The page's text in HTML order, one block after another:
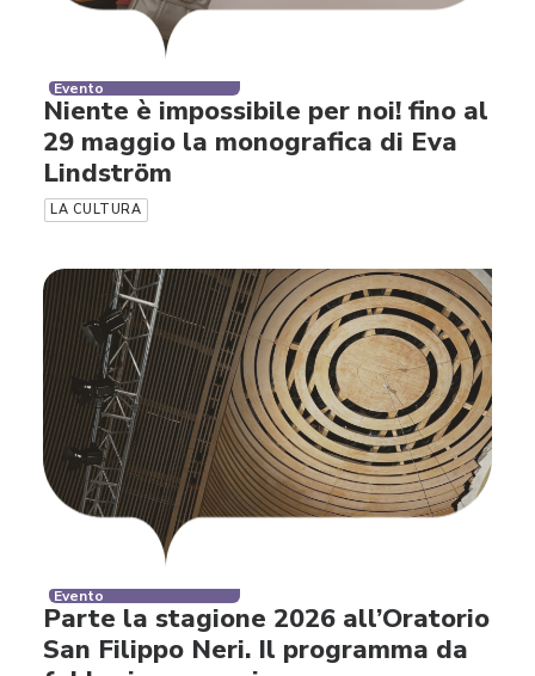
Evento
Niente è impossibile per noi! fino al
29 maggio la monografica di Eva
Lindström
LA CULTURA
Evento
Parte la stagione 2026 all’Oratorio
San Filippo Neri. Il programma da